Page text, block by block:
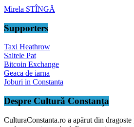
Mirela STÎNGĂ
Supporters
Taxi Heathrow
Saltele Pat
Bitcoin Exchange
Geaca de iarna
Joburi in Constanta
Despre Cultură Constanța
CulturaConstanta.ro a apărut din